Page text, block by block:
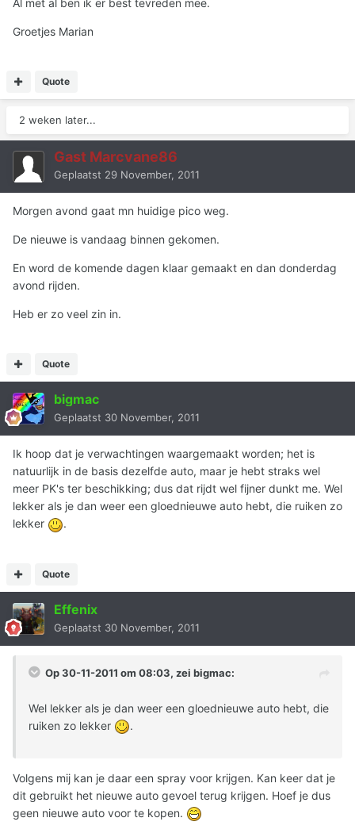
Al met al ben ik er best tevreden mee.
Groetjes Marian
Quote
2 weken later...
Gast Marcvane86
Geplaatst 29 November, 2011
Morgen avond gaat mn huidige pico weg.
De nieuwe is vandaag binnen gekomen.
En word de komende dagen klaar gemaakt en dan donderdag
avond rijden.
Heb er zo veel zin in.
Quote
bigmac
Geplaatst 30 November, 2011
Ik hoop dat je verwachtingen waargemaakt worden; het is
natuurlijk in de basis dezelfde auto, maar je hebt straks wel
meer PK's ter beschikking; dus dat rijdt wel fijner dunkt me. Wel
lekker als je dan weer een gloednieuwe auto hebt, die ruiken zo
lekker
.
Quote
Effenix
Geplaatst 30 November, 2011
Op 30-11-2011 om 08:03, zei bigmac:
Wel lekker als je dan weer een gloednieuwe auto hebt, die
ruiken zo lekker
.
Volgens mij kan je daar een spray voor krijgen. Kan keer dat je
dit gebruikt het nieuwe auto gevoel terug krijgen. Hoef je dus
geen nieuwe auto voor te kopen.